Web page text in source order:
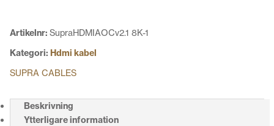
mängd
Artikelnr: SupraHDMIAOCv2.1 8K-1
Kategori: Hdmi kabel
SUPRA CABLES
Beskrivning
Ytterligare information